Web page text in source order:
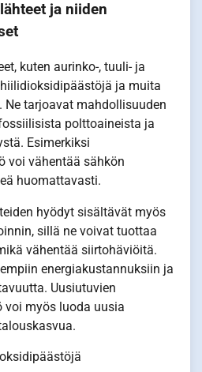
ja niiden
kuten aurinko-, tuuli- ja
ja muita
tarjoavat mahdollisuuden
polttoaineista ja
Esimerkiksi
voi vähentää sähkön
huomattavasti.
hyödyt sisältävät myös
sillä ne voivat tuottaa
vähentää siirtohäviöitä.
energiakustannuksiin ja
Uusiutuvien
voi myös luoda uusia